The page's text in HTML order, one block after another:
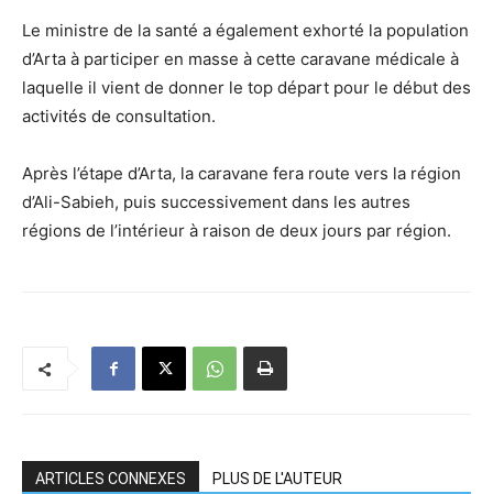
Le ministre de la santé a également exhorté la population
d’Arta à participer en masse à cette caravane médicale à
laquelle il vient de donner le top départ pour le début des
activités de consultation.
Après l’étape d’Arta, la caravane fera route vers la région
d’Ali-Sabieh, puis successivement dans les autres
régions de l’intérieur à raison de deux jours par région.
ARTICLES CONNEXES PLUS DE L'AUTEUR